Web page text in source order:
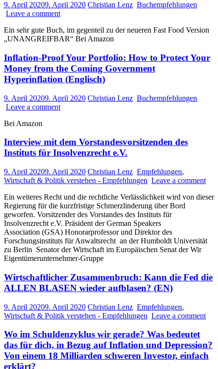
9. April 20209. April 2020 Christian Lenz Buchempfehlungen
Leave a comment
Ein sehr gute Buch, im gegenteil zu der neueren Fast Food Version
„UNANGREIFBAR“ Bei Amazon
Inflation-Proof Your Portfolio: How to Protect Your
Money from the Coming Government
Hyperinflation (Englisch)
9. April 20209. April 2020 Christian Lenz Buchempfehlungen
Leave a comment
Bei Amazon
Interview mit dem Vorstandesvorsitzenden des
Instituts für Insolvenzrecht e.V.
9. April 20209. April 2020 Christian Lenz Empfehlungen,
Wirtschaft & Politik verstehen - Empfehlungen Leave a comment
Ein weiteres Recht und die rechtliche Verlässlichkeit wird von dieser
Regierung für die kurzfristige Schmerzlinderung über Bord
geworfen. Vorsitzender des Vorstandes des Instituts für
Insolvenzrecht e.V. Präsident der German Speakers
Association (GSA) Honorarprofessor und Direktor des
Forschungsinstituts für Anwaltsrecht an der Humboldt Universität
zu Berlin Senator der Wirtschaft im Europäischen Senat der Wir
Eigentümerunternehmer-Gruppe
Wirtschaftlicher Zusammenbruch: Kann die Fed die
ALLEN BLASEN wieder aufblasen? (EN)
9. April 20209. April 2020 Christian Lenz Empfehlungen,
Wirtschaft & Politik verstehen - Empfehlungen Leave a comment
Wo im Schuldenzyklus wir gerade? Was bedeutet
das für dich, in Bezug auf Inflation und Depression?
Von einem 18 Milliarden schweren Investor, einfach
erklärt?